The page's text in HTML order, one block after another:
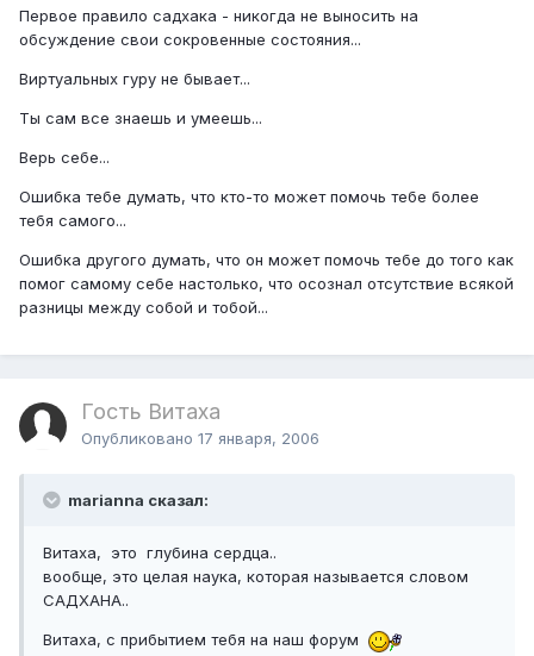
Первое правило садхака - никогда не выносить на
обсуждение свои сокровенные состояния...
Виртуальных гуру не бывает...
Ты сам все знаешь и умеешь...
Верь себе...
Ошибка тебе думать, что кто-то может помочь тебе более
тебя самого...
Ошибка другого думать, что он может помочь тебе до того как
помог самому себе настолько, что осознал отсутствие всякой
разницы между собой и тобой...
Гость Витаха
Опубликовано 17 января, 2006
marianna сказал:
Витаха, это глубина сердца..
вообще, это целая наука, которая называется словом
САДХАНА..
Витаха, с прибытием тебя на наш форум